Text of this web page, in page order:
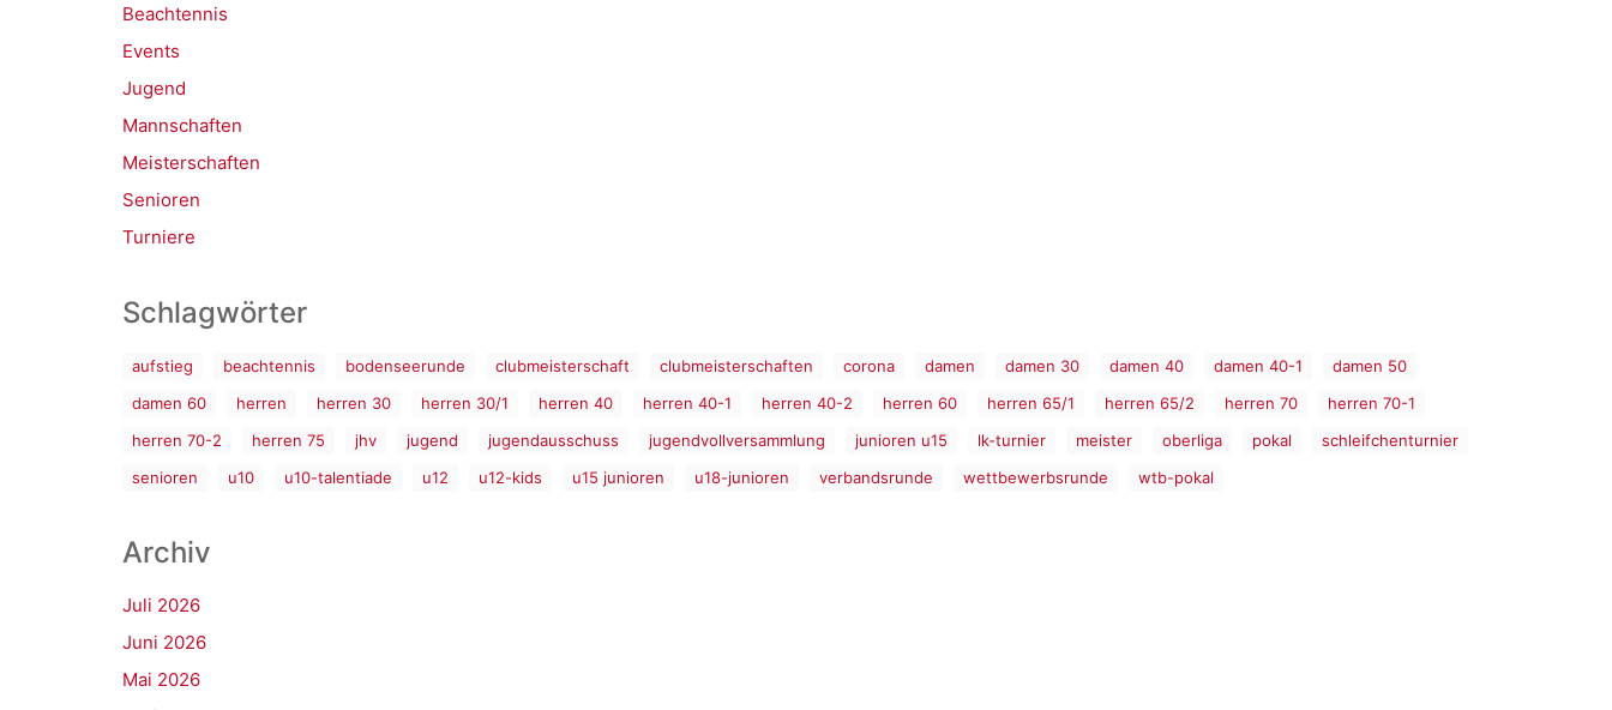
Beachtennis
Events
Jugend
Mannschaften
Meisterschaften
Senioren
Turniere
Schlagwörter
aufstieg beachtennis bodenseerunde clubmeisterschaft clubmeisterschaften corona damen damen 30 damen 40 damen 40-1
damen 50
damen 60
herren herren 30 herren 30/1 herren 40 herren 40-1 herren 40-2 herren 60 herren 65/1 herren 65/2 herren 70
herren 70-1
herren 70-2
herren 75 jhv jugend jugendausschuss jugendvollversammlung junioren u15 lk-turnier meister oberliga pokal
schleifchenturnier
senioren
u10 u10-talentiade u12 u12-kids u15 junioren u18-junioren verbandsrunde wettbewerbsrunde wtb-pokal
Archiv
Juli 2026
Juni 2026
Mai 2026